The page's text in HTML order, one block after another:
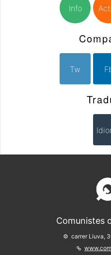
Info
Tw
Comunistes
carrer Liuva,